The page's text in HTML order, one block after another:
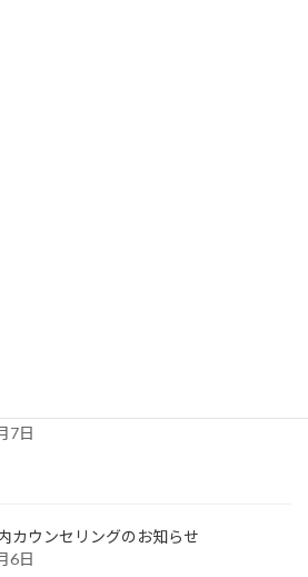
7日
カウンセリングのお知らせ
6日